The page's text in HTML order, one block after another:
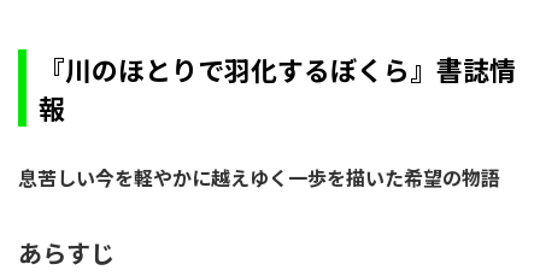
『川のほとりで羽化するぼくら』書誌情
報
息苦しい今を軽やかに越えゆく一歩を描いた希望の物語
あらすじ